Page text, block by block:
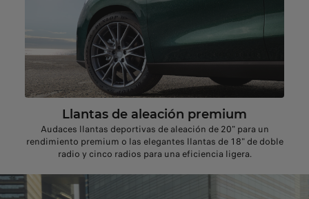
Llantas de aleación premium
Audaces llantas deportivas de aleación de 20" para un
rendimiento premium o las elegantes llantas de 18" de doble
radio y cinco radios para una eficiencia ligera.